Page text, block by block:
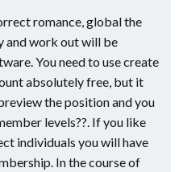
romance, global the
and work out will be
You need to use create
absolutely free, but it
the position and you
levels??. If you like
individuals you will have
In the course of